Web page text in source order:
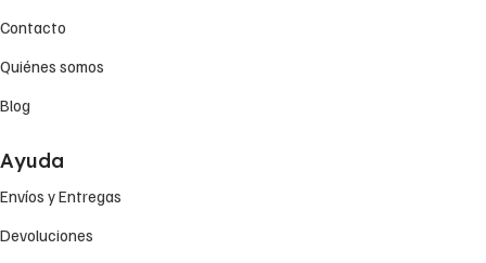
Contacto
Quiénes somos
Blog
Ayuda
Envíos y Entregas
Devoluciones